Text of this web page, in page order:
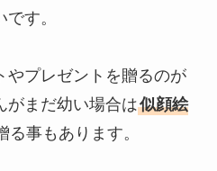
す。
やプレゼントを贈るのが
がまだ幼い場合は似顔絵
る事もあります。